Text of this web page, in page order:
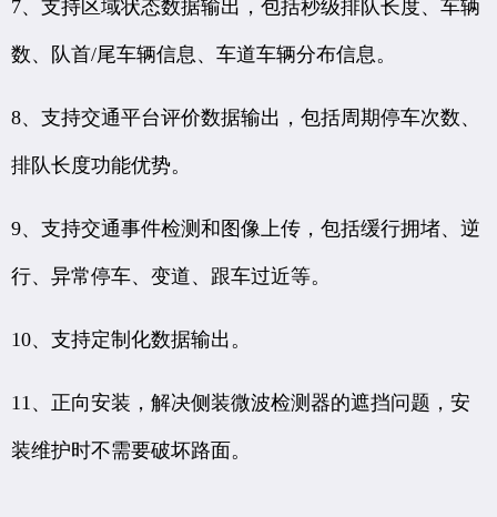
7、支持区域状态数据输出，包括秒级排队长度、车辆
数、队首/尾车辆信息、车道车辆分布信息。
8、支持交通平台评价数据输出，包括周期停车次数、
排队长度功能优势。
9、支持交通事件检测和图像上传，包括缓行拥堵、逆
行、异常停车、变道、跟车过近等。
10、支持定制化数据输出。
11、正向安装，解决侧装微波检测器的遮挡问题，安
装维护时不需要破坏路面。